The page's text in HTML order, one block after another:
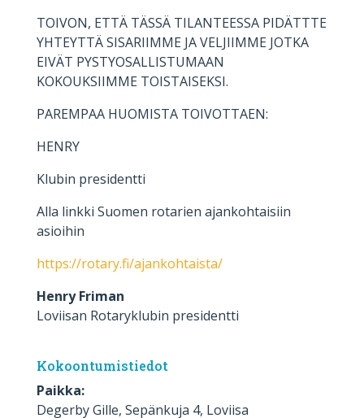
TOIVON, ETTÄ TÄSSÄ TILANTEESSA PIDÄTTTE
YHTEYTTÄ SISARIIMME JA VELJIIMME JOTKA
EIVÄT PYSTYOSALLISTUMAAN
KOKOUKSIIMME TOISTAISEKSI.
PAREMPAA HUOMISTA TOIVOTTAEN:
HENRY
Klubin presidentti
Alla linkki Suomen rotarien ajankohtaisiin
asioihin
https://rotary.fi/ajankohtaista/
Henry Friman
Loviisan Rotaryklubin presidentti
Kokoontumistiedot
Paikka:
Degerby Gille, Sepänkuja 4, Loviisa